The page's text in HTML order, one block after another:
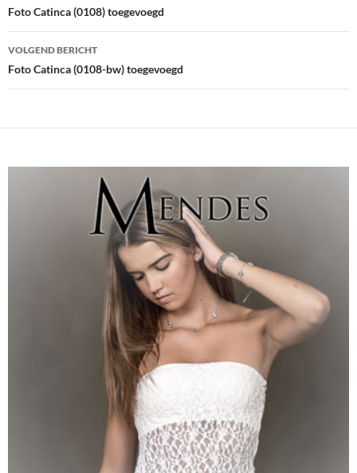
navigatie
Foto Catinca (0108) toegevoegd
VOLGEND BERICHT
Foto Catinca (0108-bw) toegevoegd